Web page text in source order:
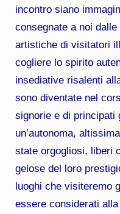
incontro siano
consegnate a noi
artistiche di visitatori
cogliere lo spirito
insediative risalenti
sono diventate nel
signorie e di principati
un’autonoma,
state orgogliosi, liberi
gelose del loro
luoghi che visiteremo
essere considerati